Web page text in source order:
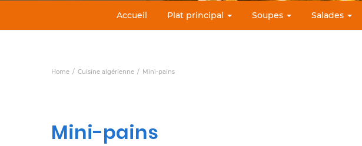
Accueil Plat principal Soupes Salades
Home Cuisine algérienne Mini-pains
Mini-pains